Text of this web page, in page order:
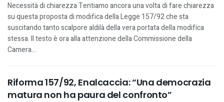
Necessità di chiarezza Tentiamo ancora una volta di fare chiarezza
su questa proposta di modifica della Legge 157/92 che sta
suscitando tanto scalpore aldilà della vera portata della modifica
stessa. Il testo è ora alla attenzione della Commissione della
Camera...
Riforma 157/92, Enalcaccia: “Una democrazia
matura non ha paura del confronto”